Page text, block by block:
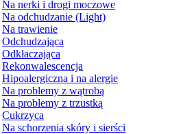
Na nerki i drogi moczowe
Na odchudzanie (Light)
Na trawienie
Odchudzająca
Odkłaczająca
Rekonwalescencja
Hipoalergiczna i na alergie
Na problemy z wątrobą
Na problemy z trzustką
Cukrzyca
Na schorzenia skóry i sierści